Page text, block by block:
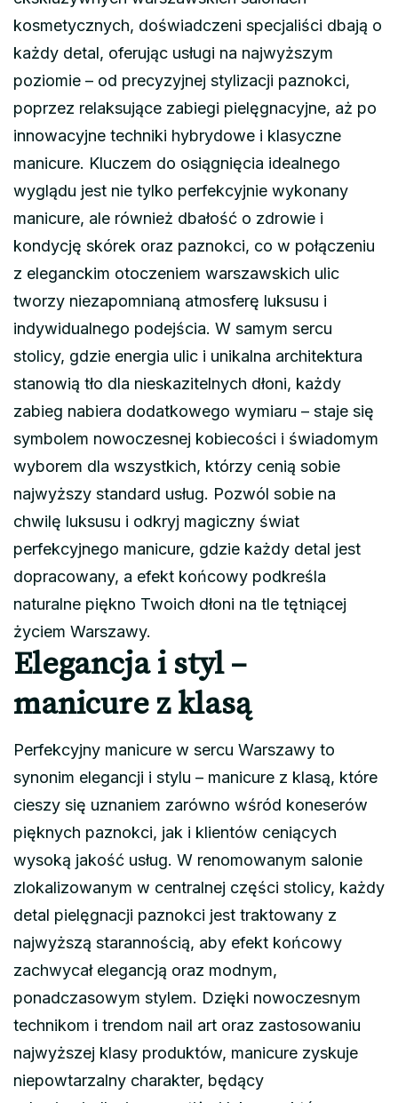
kosmetycznych, doświadczeni specjaliści dbają o
każdy detal, oferując usługi na najwyższym
poziomie – od precyzyjnej stylizacji paznokci,
poprzez relaksujące zabiegi pielęgnacyjne, aż po
innowacyjne techniki hybrydowe i klasyczne
manicure. Kluczem do osiągnięcia idealnego
wyglądu jest nie tylko perfekcyjnie wykonany
manicure, ale również dbałość o zdrowie i
kondycję skórek oraz paznokci, co w połączeniu
z eleganckim otoczeniem warszawskich ulic
tworzy niezapomnianą atmosferę luksusu i
indywidualnego podejścia. W samym sercu
stolicy, gdzie energia ulic i unikalna architektura
stanowią tło dla nieskazitelnych dłoni, każdy
zabieg nabiera dodatkowego wymiaru – staje się
symbolem nowoczesnej kobiecości i świadomym
wyborem dla wszystkich, którzy cenią sobie
najwyższy standard usług. Pozwól sobie na
chwilę luksusu i odkryj magiczny świat
perfekcyjnego manicure, gdzie każdy detal jest
dopracowany, a efekt końcowy podkreśla
naturalne piękno Twoich dłoni na tle tętniącej
życiem Warszawy.
Elegancja i styl –
manicure z klasą
Perfekcyjny manicure w sercu Warszawy to
synonim elegancji i stylu – manicure z klasą, które
cieszy się uznaniem zarówno wśród koneserów
pięknych paznokci, jak i klientów ceniących
wysoką jakość usług. W renomowanym salonie
zlokalizowanym w centralnej części stolicy, każdy
detal pielęgnacji paznokci jest traktowany z
najwyższą starannością, aby efekt końcowy
zachwycał elegancją oraz modnym,
ponadczasowym stylem. Dzięki nowoczesnym
technikom i trendom nail art oraz zastosowaniu
najwyższej klasy produktów, manicure zyskuje
niepowtarzalny charakter, będący